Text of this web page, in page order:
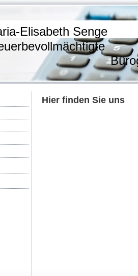
Elisabeth
Hier finden Sie uns